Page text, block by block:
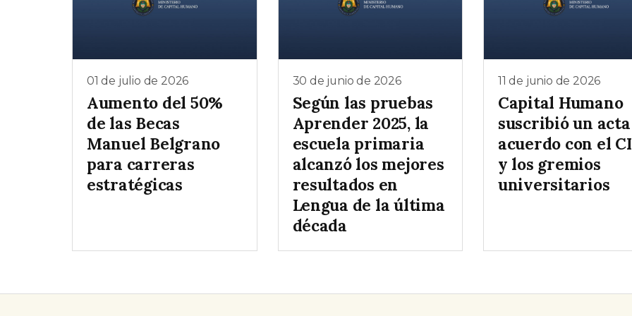
01 de julio de 2026
Aumento del 50%
de las Becas
Manuel Belgrano
para carreras
estratégicas
30 de junio de 2026
Según las pruebas
Aprender 2025, la
escuela primaria
alcanzó los mejores
resultados en
Lengua de la última
década
11 de junio de 2026
Capital Humano
suscribió un acta
acuerdo con el
y los gremios
universitarios